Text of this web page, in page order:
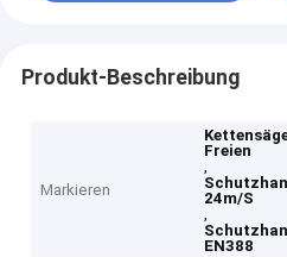
Produkt-Beschreibung
Markieren
Freien
,
24m/S
,
EN388